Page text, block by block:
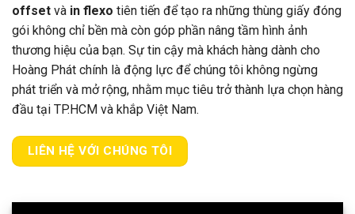
offset và in flexo tiên tiến để tạo ra những thùng giấy đóng
gói không chỉ bền mà còn góp phần nâng tầm hình ảnh
thương hiệu của bạn. Sự tin cậy mà khách hàng dành cho
Hoàng Phát chính là động lực để chúng tôi không ngừng
phát triển và mở rộng, nhằm mục tiêu trở thành lựa chọn hàng
đầu tại TP.HCM và khắp Việt Nam.
LIÊN HỆ VỚI CHÚNG TÔI